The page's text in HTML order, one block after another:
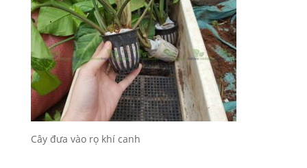
Cây đưa vào rọ khí canh